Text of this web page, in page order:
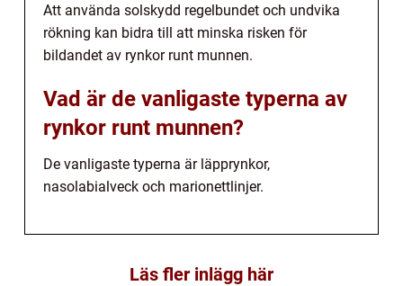
Att använda solskydd regelbundet och undvika
rökning kan bidra till att minska risken för
bildandet av rynkor runt munnen.
Vad är de vanligaste typerna av
rynkor runt munnen?
De vanligaste typerna är läpprynkor,
nasolabialveck och marionettlinjer.
Läs fler inlägg här